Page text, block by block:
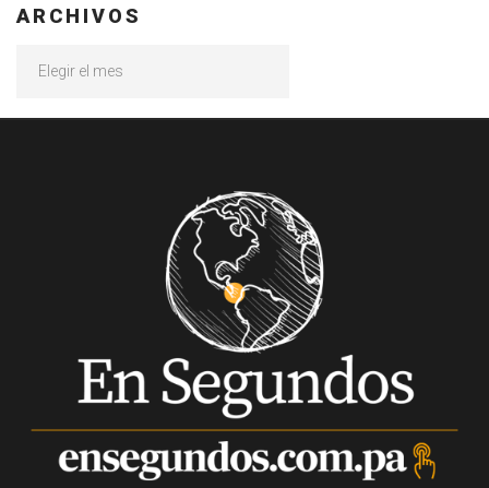
ARCHIVOS